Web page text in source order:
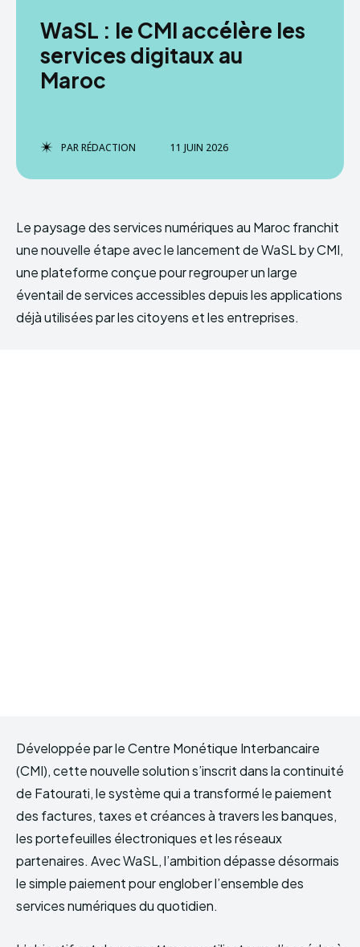
WaSL : le CMI accélère les
services digitaux au
Maroc
PARRÉDACTION 11 JUIN 2026
Le paysage des services numériques au Maroc franchit
une nouvelle étape avec le lancement de WaSL by CMI,
une plateforme conçue pour regrouper un large
éventail de services accessibles depuis les applications
déjà utilisées par les citoyens et les entreprises.
Développée par le Centre Monétique Interbancaire
(CMI), cette nouvelle solution s’inscrit dans la continuité
de Fatourati, le système qui a transformé le paiement
des factures, taxes et créances à travers les banques,
les portefeuilles électroniques et les réseaux
partenaires. Avec WaSL, l’ambition dépasse désormais
le simple paiement pour englober l’ensemble des
services numériques du quotidien.